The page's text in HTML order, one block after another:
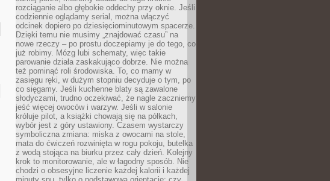
rozciąganie albo głębokie oddechy przy oknie. Jeśli
codziennie oglądamy serial, można włączyć
odcinek dopiero po dziesięciominutowym spacerze.
Dzięki temu nie musimy „znajdować czasu” na
nowe rzeczy – po prostu doczepiamy je do tego, co
już robimy. Mózg lubi schematy, więc takie
parowanie działa zaskakująco dobrze. Nie można
też pominąć roli środowiska. To, co mamy w
zasięgu ręki, w dużym stopniu decyduje o tym, po
co sięgamy. Jeśli kuchenne blaty są zawalone
słodyczami, trudno oczekiwać, że nagle zaczniemy
jeść więcej owoców i warzyw. Jeśli w salonie
króluje pilot, a książki chowają się na półkach,
wybór jest z góry ustawiony. Czasem wystarczy
symboliczna zmiana: miska z owocami na stole,
mata do ćwiczeń rozwinięta w rogu pokoju, butelka
z wodą stojąca na biurku przez cały dzień. Kolejny
krok to monitorowanie, ale w łagodny sposób. Nie
chodzi o obsesyjne liczenie każdej kalorii i każdej